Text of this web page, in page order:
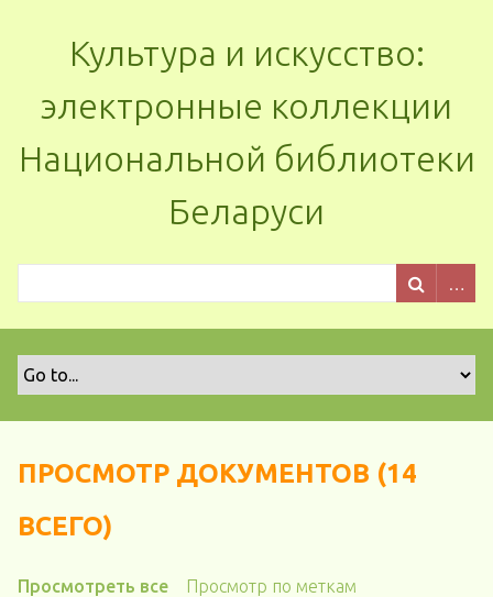
Культура и искусство:
электронные коллекции
Национальной библиотеки
Беларуси
ПРОСМОТР ДОКУМЕНТОВ (14
ВСЕГО)
Просмотреть все
Просмотр по меткам